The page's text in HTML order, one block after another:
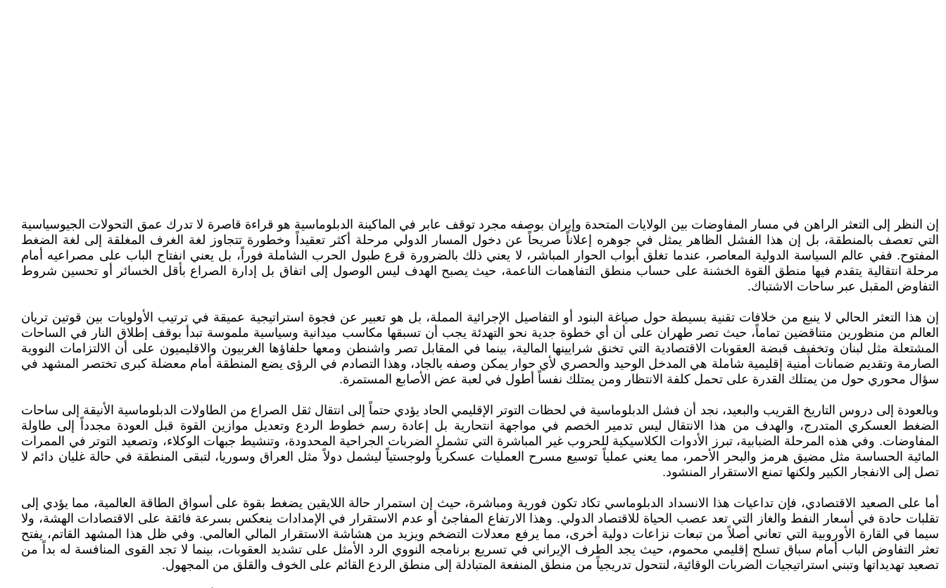
إن النظر إلى التعثر الراهن في مسار المفاوضات بين الولايات المتحدة وإيران بوصفه مجرد توقف عابر في الماكينة الدبلوماسية هو قراءة قاصرة لا تدرك عمق التحولات الجيوسياسية
التي تعصف بالمنطقة، بل إن هذا الفشل الظاهر يمثل في جوهره إعلاناً صريحاً عن دخول المسار الدولي مرحلة أكثر تعقيداً وخطورة تتجاوز لغة الغرف المغلقة إلى لغة الضغط
المفتوح. ففي عالم السياسة الدولية المعاصر، عندما تغلق أبواب الحوار المباشر، لا يعني ذلك بالضرورة قرع طبول الحرب الشاملة فوراً، بل يعني انفتاح الباب على مصراعيه أمام
مرحلة انتقالية يتقدم فيها منطق القوة الخشنة على حساب منطق التفاهمات الناعمة، حيث يصبح الهدف ليس الوصول إلى اتفاق بل إدارة الصراع بأقل الخسائر أو تحسين شروط
التفاوض المقبل عبر ساحات الاشتباك.
إن هذا التعثر الحالي لا ينبع من خلافات تقنية بسيطة حول صياغة البنود أو التفاصيل الإجرائية المملة، بل هو تعبير عن فجوة استراتيجية عميقة في ترتيب الأولويات بين قوتين تريان
العالم من منظورين متناقضين تماماً، حيث تصر طهران على أن أي خطوة جدية نحو التهدئة يجب أن تسبقها مكاسب ميدانية وسياسية ملموسة تبدأ بوقف إطلاق النار في الساحات
المشتعلة مثل لبنان وتخفيف قبضة العقوبات الاقتصادية التي تخنق شرايينها المالية، بينما في المقابل تصر واشنطن ومعها حلفاؤها الغربيون والاقليميون على أن الالتزامات النووية
الصارمة وتقديم ضمانات أمنية إقليمية شاملة هي المدخل الوحيد والحصري لأي حوار يمكن وصفه بالجاد، وهذا التصادم في الرؤى يضع المنطقة أمام معضلة كبرى تختصر المشهد في
سؤال محوري حول من يمتلك القدرة على تحمل كلفة الانتظار ومن يمتلك نفساً أطول في لعبة عض الأصابع المستمرة.
وبالعودة إلى دروس التاريخ القريب والبعيد، نجد أن فشل الدبلوماسية في لحظات التوتر الإقليمي الحاد يؤدي حتماً إلى انتقال ثقل الصراع من الطاولات الدبلوماسية الأنيقة إلى ساحات
الضغط العسكري المتدرج، والهدف من هذا الانتقال ليس تدمير الخصم في مواجهة انتحارية بل إعادة رسم خطوط الردع وتعديل موازين القوة قبل العودة مجدداً إلى طاولة
المفاوضات. وفي هذه المرحلة الضبابية، تبرز الأدوات الكلاسيكية للحروب غير المباشرة التي تشمل الضربات الجراحية المحدودة، وتنشيط جبهات الوكلاء، وتصعيد التوتر في الممرات
المائية الحساسة مثل مضيق هرمز والبحر الأحمر، مما يعني عملياً توسيع مسرح العمليات عسكرياً ولوجستياً ليشمل دولاً مثل العراق وسوريا، لتبقى المنطقة في حالة غليان دائم لا
تصل إلى الانفجار الكبير ولكنها تمنع الاستقرار المنشود.
أما على الصعيد الاقتصادي، فإن تداعيات هذا الانسداد الدبلوماسي تكاد تكون فورية ومباشرة، حيث إن استمرار حالة اللايقين يضغط بقوة على أسواق الطاقة العالمية، مما يؤدي إلى
تقلبات حادة في أسعار النفط والغاز التي تعد عصب الحياة للاقتصاد الدولي. وهذا الارتفاع المفاجئ أو عدم الاستقرار في الإمدادات ينعكس بسرعة فائقة على الاقتصادات الهشة، ولا
سيما في القارة الأوروبية التي تعاني أصلاً من تبعات نزاعات دولية أخرى، مما يرفع معدلات التضخم ويزيد من هشاشة الاستقرار المالي العالمي. وفي ظل هذا المشهد القاتم، يفتح
تعثر التفاوض الباب أمام سباق تسلح إقليمي محموم، حيث يجد الطرف الإيراني في تسريع برنامجه النووي الرد الأمثل على تشديد العقوبات، بينما لا تجد القوى المنافسة له بداً من
تصعيد تهديداتها وتبني استراتيجيات الضربات الوقائية، لنتحول تدريجياً من منطق المنفعة المتبادلة إلى منطق الردع القائم على الخوف والقلق من المجهول.